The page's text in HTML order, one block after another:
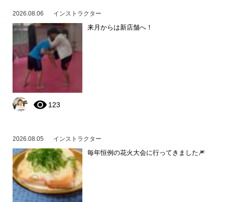
2026.08.06 インストラクター
来月からは新店舗へ！
123
2026.08.05 インストラクター
毎年恒例の花火大会に行ってきました🎆